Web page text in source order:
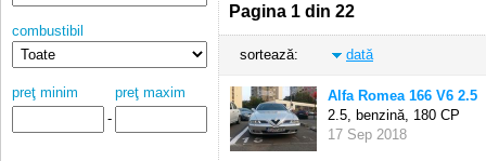
combustibil
preţ minim
preţ maxim
-
Pagina 1 din 22
sortează: dată
Alfa Romea 166 V6 2.5
2.5, benzină, 180 CP
17 Sep 2018